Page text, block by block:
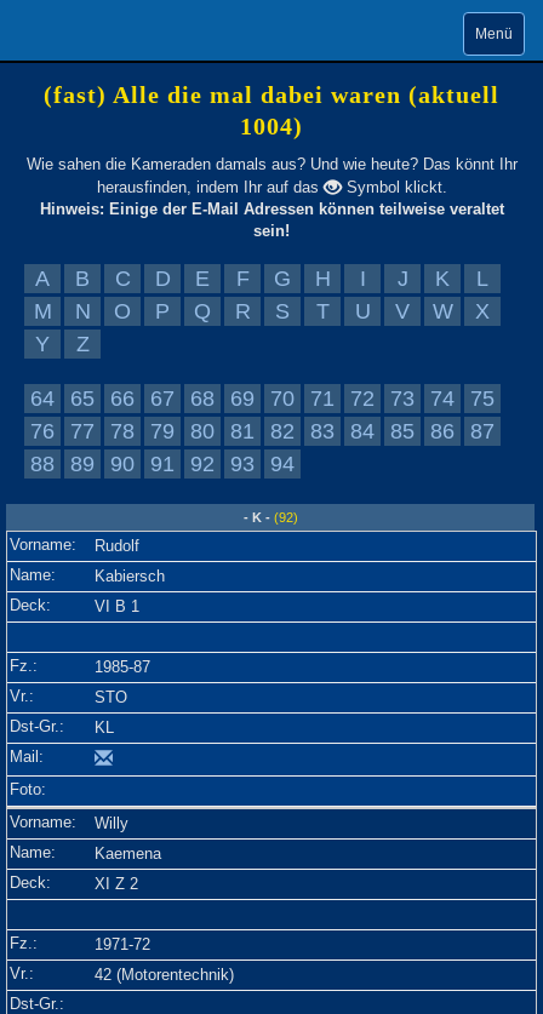
Menü
(fast) Alle die mal dabei waren (aktuell
1004)
Wie sahen die Kameraden damals aus? Und wie heute? Das könnt Ihr
herausfinden, indem Ihr auf das
Symbol klickt.
Hinweis: Einige der E-Mail Adressen können teilweise veraltet
sein!
A B C D E F G H I J K
L
M
N O P Q R S T U V W
X
Y
Z
64 65 66 67 68 69 70 71 72 73 74
75
76
77 78 79 80 81 82 83 84 85 86
87
88
89 90 91 92 93 94
- K - (92)
Rudolf
Kabiersch
VI B 1
1985-87
STO
KL
Willy
Kaemena
XI Z 2
1971-72
42 (Motorentechnik)